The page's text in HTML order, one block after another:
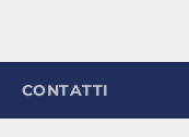
CONTATTI